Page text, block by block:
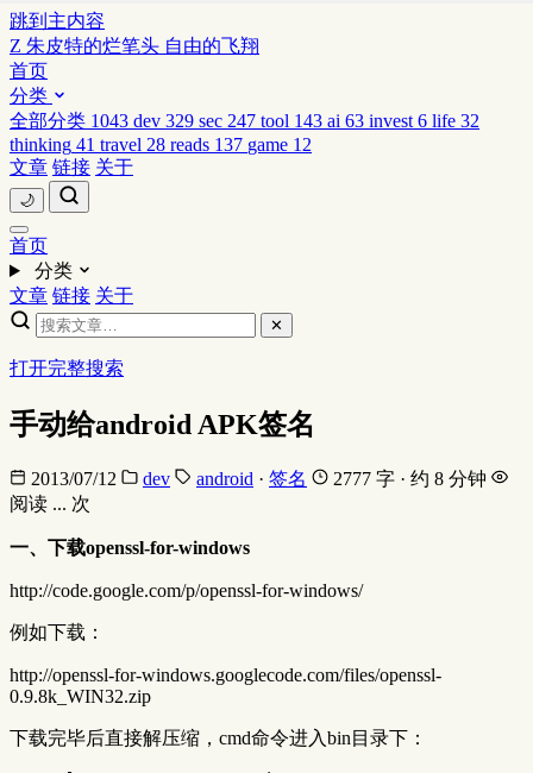
跳到主内容
Z 朱皮特的烂笔头 自由的飞翔
首页
分类
全部分类 1043 dev 329 sec 247 tool 143 ai 63 invest 6 life 32
thinking 41 travel 28 reads 137 game 12
文章 链接 关于
🌙
首页
分类
文章 链接 关于
✕
打开完整搜索
手动给android APK签名
2013/07/12 dev android · 签名
2777 字 · 约 8 分钟
阅读 ... 次
一、下载openssl-for-windows
http://code.google.com/p/openssl-for-windows/
例如下载：
http://openssl-for-windows.googlecode.com/files/openssl-
0.9.8k_WIN32.zip
下载完毕后直接解压缩，cmd命令进入bin目录下：